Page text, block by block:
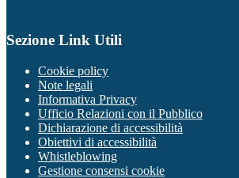
Sezione Link Utili
Cookie policy
Note legali
Informativa Privacy
Ufficio Relazioni con il Pubblico
Dichiarazione di accessibilità
Obiettivi di accessibilità
Whistleblowing
Gestione consensi cookie